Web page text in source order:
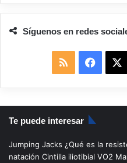
Síguenos en redes
S
S
a
c
b
Te puede interesar
Jumping Jacks ¿Qué es la
natación Cintilla iliotibial VO2